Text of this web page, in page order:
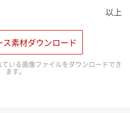
以上
ス素材ダウンロード
いる画像ファイルをダウンロードでき
ます。